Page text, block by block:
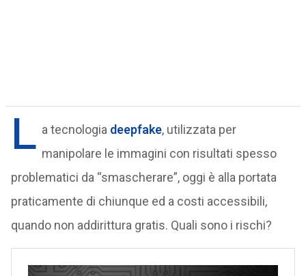
L a tecnologia deepfake, utilizzata per
manipolare le immagini con risultati spesso
problematici da “smascherare”, oggi è alla portata
praticamente di chiunque ed a costi accessibili,
quando non addirittura gratis. Quali sono i rischi?